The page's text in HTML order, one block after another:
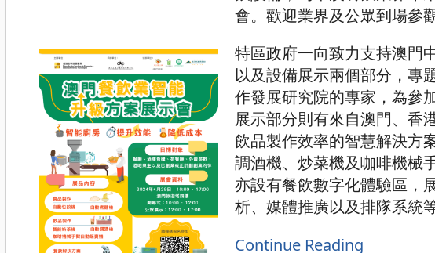
會。歡迎業界及公眾到場參觀
特區政府一向致力支持澳門
以及設備展示兩個部分，專
作發展研究院的專家，為參
展示部分則有來自澳門、香
飲品製作效率的智慧解決方
調酒機、炒菜機及咖啡機械
亦設有餐飲數字化體驗區，
析、媒體推廣以及排隊系統
Continue Reading